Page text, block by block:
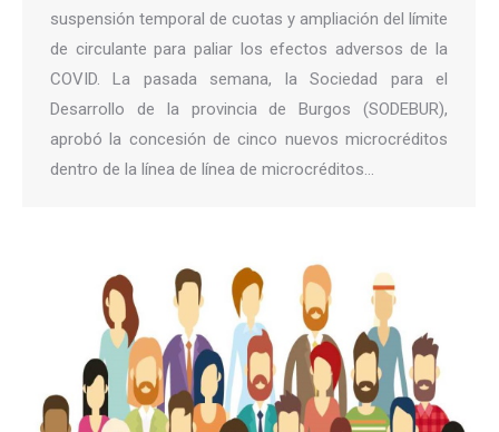
suspensión temporal de cuotas y ampliación del límite
de circulante para paliar los efectos adversos de la
COVID. La pasada semana, la Sociedad para el
Desarrollo de la provincia de Burgos (SODEBUR),
aprobó la concesión de cinco nuevos microcréditos
dentro de la línea de línea de microcréditos…